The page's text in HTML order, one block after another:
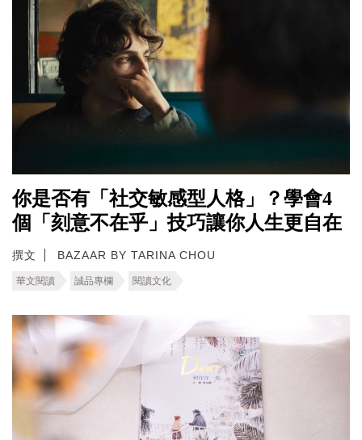
你是否有「社交敏感型人格」？學會4
個「刻意不在乎」技巧讓你人生更自在
撰文 BAZAAR BY TARINA CHOU
華文閱讀 誠品專欄 閱讀文化